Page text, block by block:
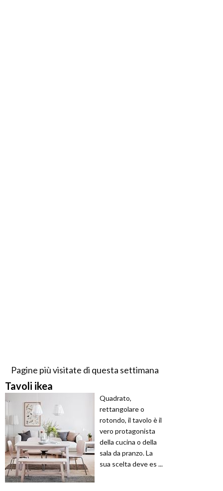
Pagine più visitate di questa settimana
Tavoli ikea
Quadrato,
rettangolare o
rotondo, il tavolo è il
vero protagonista
della cucina o della
sala da pranzo. La
sua scelta deve es ...